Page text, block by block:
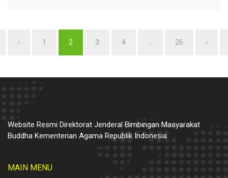
‹ 1 2 (current)
3 4 26 ›
Website Resmi Direktorat Jenderal Bimbingan Masyarakat
Buddha Kementerian Agama Republik Indonesia.
MAIN MENU